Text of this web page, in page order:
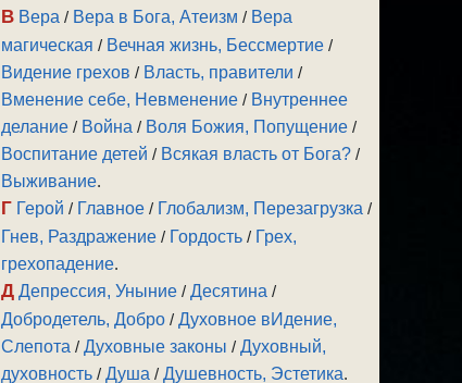
В Вера / Вера в Бога, Атеизм / Вера
магическая / Вечная жизнь, Бессмертие /
Видение грехов / Власть, правители /
Вменение себе, Невменение / Внутреннее
делание / Война / Воля Божия, Попущение /
Воспитание детей / Всякая власть от Бога? /
Выживание.
Г Герой / Главное / Глобализм, Перезагрузка /
Гнев, Раздражение / Гордость / Грех,
грехопадение.
Д Депрессия, Уныние /Десятина /
Добродетель, Добро /Духовное вИдение,
Слепота /Духовные законы /Духовный,
духовность /Душа /Душевность, Эстетика.